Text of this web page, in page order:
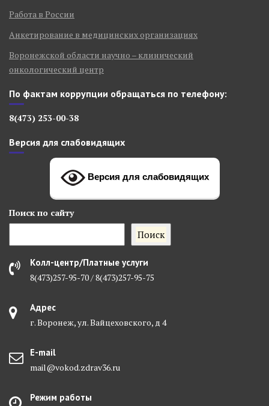
Работа в России
Анкетирование в медицинских организациях
Воронежской области научно – клинический
онкологический центр
По фактам коррупции обращаться по телефону:
8(473) 253-00-38
Версия для слабовидящих
Версия для слабовидящих
Поиск по сайту
Поиск
Колл-центр/Платные услуги
8(473)257-95-70 / 8(473)257-95-75
Адрес
г. Воронеж, ул. Вайцеховского, д 4
E-mail
mail@vokod.zdrav36.ru
Режим работы